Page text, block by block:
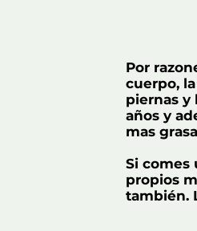
Por
cuerpo,
piernas y
años y
mas
Si comes
propios
también.